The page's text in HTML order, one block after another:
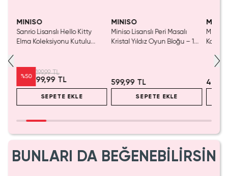
MINISO
Sanrio Lisanslı Hello Kitty
Elma Koleksiyonu Kutulu
%50
199,99 TL
99,99 TL
SEPETE EKLE
MINISO
Miniso Lisanslı Peri Masalı
Kristal Yıldız Oyun Bloğu – 14
599,99 TL
SEPETE EKLE
Miniso
Kalem
BUNLARI DA BEĞENEBİLİRSİN